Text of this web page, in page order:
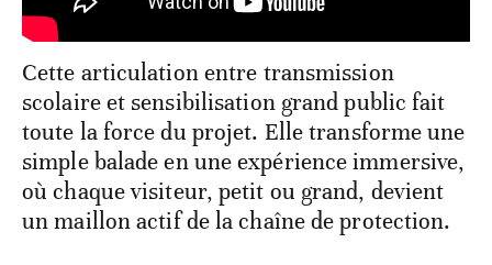
Cette articulation entre transmission
scolaire et sensibilisation grand public fait
toute la force du projet. Elle transforme une
simple balade en une expérience immersive,
où chaque visiteur, petit ou grand, devient
un maillon actif de la chaîne de protection.